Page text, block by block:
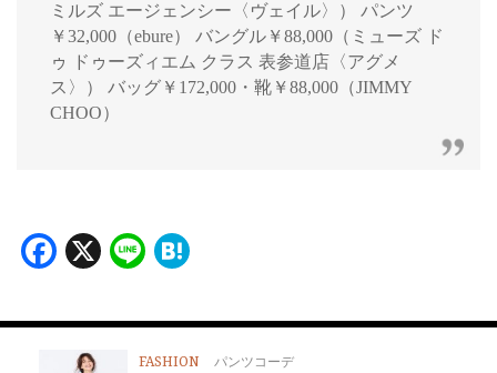
ミルズ エージェンシー〈ヴェイル〉） パンツ
￥32,000（ebure） バングル￥88,000（ミューズ ド
ゥ ドゥーズィエム クラス 表参道店〈アグメ
ス〉） バッグ￥172,000・靴￥88,000（JIMMY
CHOO）
Facebook
X Line
FASHION パンツコーデ